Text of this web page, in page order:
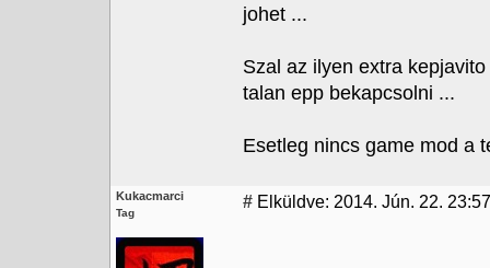
johet ...
Szal az ilyen extra
talan epp bekapcsolni ...
Esetleg nincs game mod a
Kukacmarci
Tag
# Elküldve: 2014. Jún. 22. 23:57